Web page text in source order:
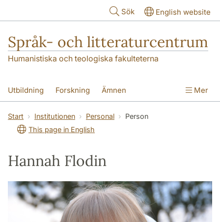
Sök English website
Språk- och litteraturcentrum
Humanistiska och teologiska fakulteterna
Utbildning Forskning Ämnen
SOL-husen Kontakt Institutionen
översättning till svenska
Mer
Start Institutionen Personal
Person
This page in English
Hannah Flodin